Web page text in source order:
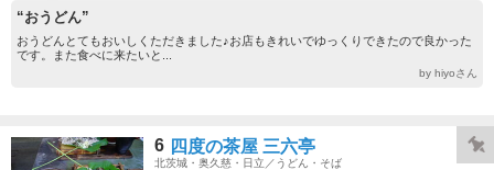
“おうどん”
おうどんとてもおいしくただきました♪お店もきれいでゆっくりできたので良かった
です。また食べに来たいと...
by hiyoさん
6 四度の茶屋 三六亭
北茨城・奥久慈・日立／うどん・そば